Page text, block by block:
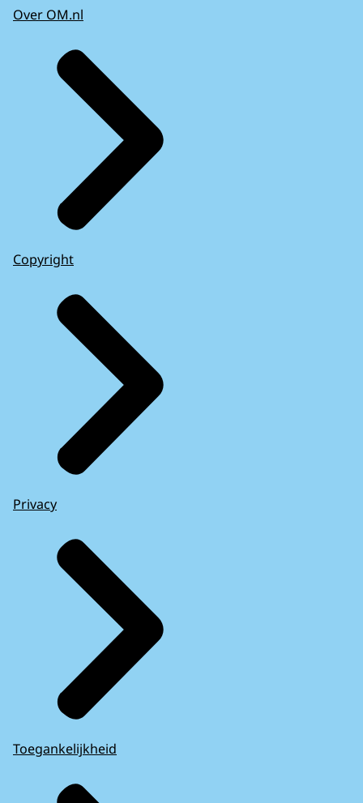
Over OM.nl
Copyright
Privacy
Toegankelijkheid